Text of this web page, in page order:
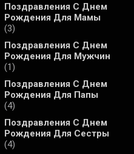
Поздравления С Днем
Рождения Для Мамы
(3)
Поздравления С Днем
Рождения Для Мужчин
(1)
Поздравления С Днем
Рождения Для Папы
(4)
Поздравления С Днем
Рождения Для Сестры
(4)